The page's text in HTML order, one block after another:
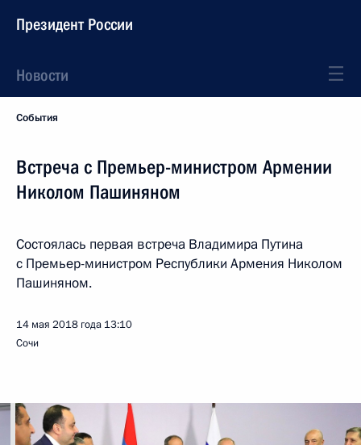
Президент России
Новости
События
Встреча с Премьер-министром Армении
Николом Пашиняном
Состоялась первая встреча Владимира Путина
с Премьер-министром Республики Армения Николом
Пашиняном.
14 мая 2018 года 13:10
Сочи